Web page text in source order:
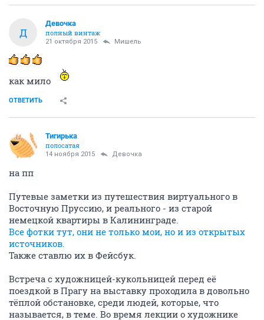
Д
Девочка
полный винтаж
21 октября 2015 Мишель
как мило
ОТВЕТИТЬ
Тигирька
полосатая
14 ноября 2015 Девочка
на пп
Путевые заметки из путешествия виртуального в
Восточную Пруссию, и реального - из старой
немецкой квартиры в Калининграде.
Все фотки тут, они не только мои, но и из открытых
источников.
Также ставлю их в Фейсбук.
Встреча с художницей-кукольницей перед её
поездкой в Прагу на выставку проходила в довольно
тёплой обстановке, среди людей, которые, что
называется, в теме. Во время лекции о художнике